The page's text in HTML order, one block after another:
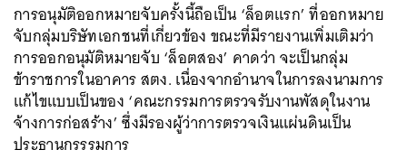
การอนุมัติออกหมายจับครั้งนี้ถือเป็น ‘ล็อตแรก’ ที่ออกหมาย
จับกลุ่มบริษัทเอกชนที่เกี่ยวข้อง ขณะที่มีรายงานเพิ่มเติมว่า
การออกอนุมัติหมายจับ ‘ล็อตสอง’ คาดว่า จะเป็นกลุ่ม
ข้าราชการในอาคาร สตง. เนื่องจากอำนาจในการลงนามการ
แก้ไขแบบเป็นของ ‘คณะกรรมการตรวจรับงานพัสดุในงาน
จ้างการก่อสร้าง’ ซึ่งมีรองผู้ว่าการตรวจเงินแผ่นดินเป็น
ประธานกรรรมการ